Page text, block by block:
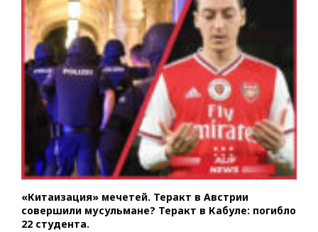
«Китаизация» мечетей. Теракт в Австрии
совершили мусульмане? Теракт в Кабуле: погибло
22 студента.